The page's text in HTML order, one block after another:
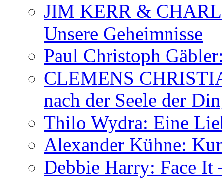
JIM KERR &
Unsere Geheimnisse
Paul Christoph
CLEMENS
nach der Seele der
Thilo Wydra: Eine
Alexander Kühne:
Debbie Harry: Face